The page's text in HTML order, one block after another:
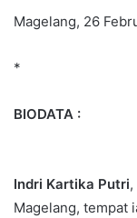
Magelang, 26
*
BIODATA :
Indri Kartika Putri
Magelang, tempat